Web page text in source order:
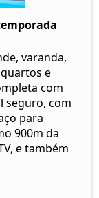
varanda,
e
com
seguro, com
para
900m da
e também